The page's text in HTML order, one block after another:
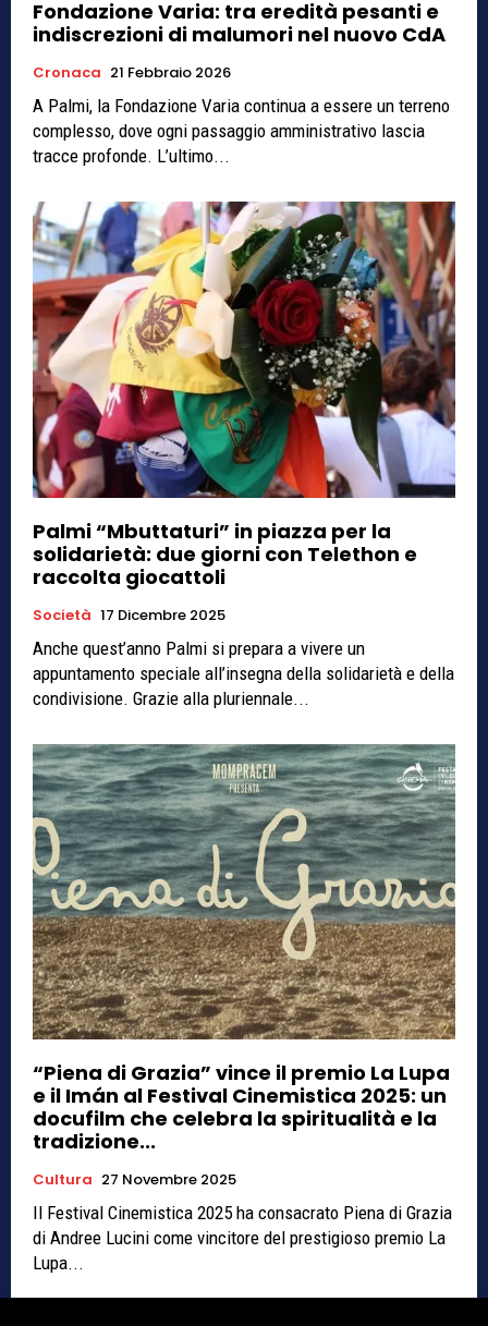
Fondazione Varia: tra eredità pesanti e
indiscrezioni di malumori nel nuovo CdA
Cronaca 21 Febbraio 2026
A Palmi, la Fondazione Varia continua a essere un terreno
complesso, dove ogni passaggio amministrativo lascia
tracce profonde. L’ultimo...
Palmi “Mbuttaturi” in piazza per la
solidarietà: due giorni con Telethon e
raccolta giocattoli
Società 17 Dicembre 2025
Anche quest’anno Palmi si prepara a vivere un
appuntamento speciale all’insegna della solidarietà e della
condivisione. Grazie alla pluriennale...
“Piena di Grazia” vince il premio La Lupa
e il Imán al Festival Cinemistica 2025: un
docufilm che celebra la spiritualità e la
tradizione...
Cultura 27 Novembre 2025
Il Festival Cinemistica 2025 ha consacrato Piena di Grazia
di Andree Lucini come vincitore del prestigioso premio La
Lupa...